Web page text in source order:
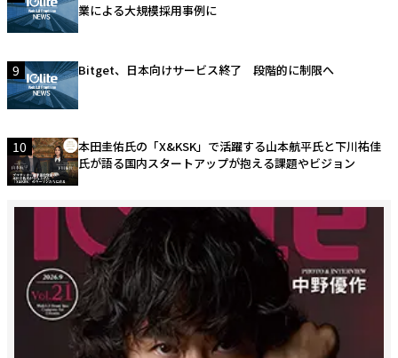
業による大規模採用事例に
9 Bitget、日本向けサービス終了 段階的に制限へ
10
本田圭佑氏の「X&KSK」で活躍する山本航平氏と下川祐佳
氏が語る国内スタートアップが抱える課題やビジョン